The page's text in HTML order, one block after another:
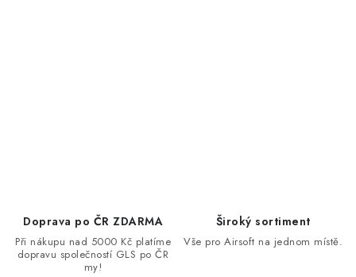
Doprava po ČR ZDARMA
Při nákupu nad 5000 Kč platíme
dopravu společností GLS po ČR
my!
Široký sortiment
Vše pro Airsoft na jednom místě.